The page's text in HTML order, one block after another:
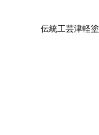
伝統工芸津軽塗